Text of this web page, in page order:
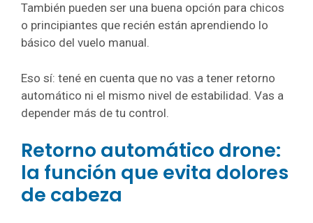
También pueden ser una buena opción para chicos
o principiantes que recién están aprendiendo lo
básico del vuelo manual.
Eso sí: tené en cuenta que no vas a tener retorno
automático ni el mismo nivel de estabilidad. Vas a
depender más de tu control.
Retorno automático drone:
la función que evita dolores
de cabeza